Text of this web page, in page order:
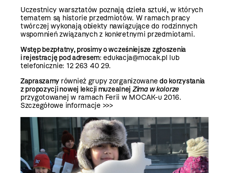
Uczestnicy warsztatów poznają dzieła sztuki, w których
tematem są historie przedmiotów. W ramach pracy
twórczej wykonają obiekty nawiązujące do rodzinnych
wspomnień związanych z konkretnymi przedmiotami.
Wstęp bezpłatny, prosimy o wcześniejsze zgłoszenia
i rejestrację pod adresem: edukacja@mocak.pl lub
telefonicznie: 12 263 40 29.
Zapraszamy również grupy zorganizowanedo korzystania
z propozycji nowej lekcji muzealnej Zima w kolorze
przygotowanej w ramach Ferii w MOCAK-u 2016.
Szczegółowe informacje >>>